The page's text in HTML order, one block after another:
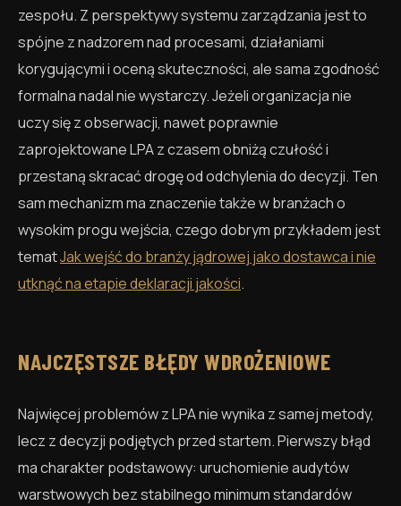
zespołu. Z perspektywy systemu zarządzania jest to
spójne z nadzorem nad procesami, działaniami
korygującymi i oceną skuteczności, ale sama zgodność
formalna nadal nie wystarczy. Jeżeli organizacja nie
uczy się z obserwacji, nawet poprawnie
zaprojektowane LPA z czasem obniżą czułość i
przestaną skracać drogę od odchylenia do decyzji. Ten
sam mechanizm ma znaczenie także w branżach o
wysokim progu wejścia, czego dobrym przykładem jest
tematJak wejść do branży jądrowej jako dostawca i nie
utknąć na etapie deklaracji jakości.
NAJCZĘSTSZE BŁĘDY WDROŻENIOWE
Najwięcej problemów z LPA nie wynika z samej metody,
lecz z decyzji podjętych przed startem. Pierwszy błąd
ma charakter podstawowy: uruchomienie audytów
warstwowych bez stabilnego minimum standardów